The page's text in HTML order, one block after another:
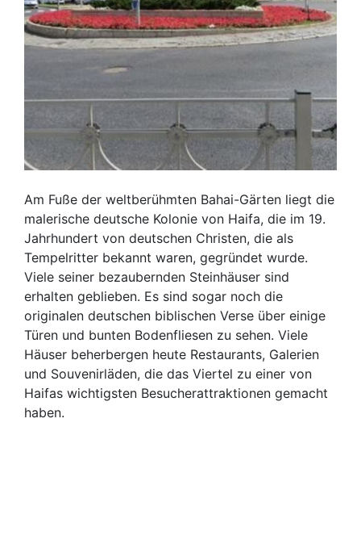
Am Fuße der weltberühmten Bahai-Gärten liegt die
malerische deutsche Kolonie von Haifa, die im 19.
Jahrhundert von deutschen Christen, die als
Tempelritter bekannt waren, gegründet wurde.
Viele seiner bezaubernden Steinhäuser sind
erhalten geblieben. Es sind sogar noch die
originalen deutschen biblischen Verse über einige
Türen und bunten Bodenfliesen zu sehen. Viele
Häuser beherbergen heute Restaurants, Galerien
und Souvenirläden, die das Viertel zu einer von
Haifas wichtigsten Besucherattraktionen gemacht
haben.